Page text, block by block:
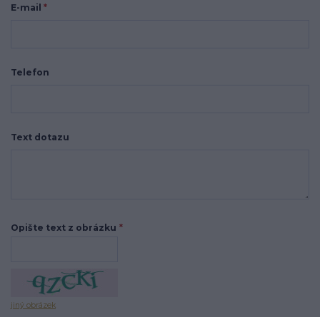
E-mail *
Telefon
Text dotazu
Opište text z obrázku *
jiný obrázek